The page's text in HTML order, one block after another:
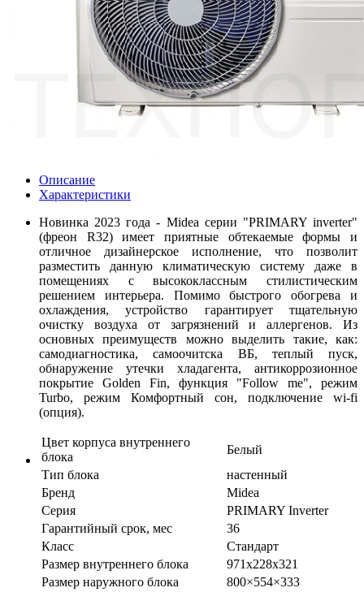
Описание
Характеристики
Новинка 2023 года - Midea серии "PRIMARY inverter"
(фреон R32) имеет приятные обтекаемые формы и
отличное дизайнерское исполнение, что позволит
разместить данную климатическую систему даже в
помещениях с высококлассным стилистическим
решением интерьера. Помимо быстрого обогрева и
охлаждения, устройство гарантирует тщательную
очистку воздуха от загрязнений и аллергенов. Из
основных преимуществ можно выделить такие, как:
самодиагностика, самоочитска ВБ, теплый пуск,
обнаружение утечки хладагента, антикоррозионное
покрытие Golden Fin, функция "Follow me", режим
Turbo, режим Комфортный сон, подключение wi-fi
(опция).
Цвет корпуса внутреннего
блока
Белый
Тип блока
настенный
Бренд
Midea
Серия
PRIMARY Inverter
Гарантийный срок, мес
36
Класс
Стандарт
Размер внутреннего блока
971х228х321
Размер наружного блока
800×554×333